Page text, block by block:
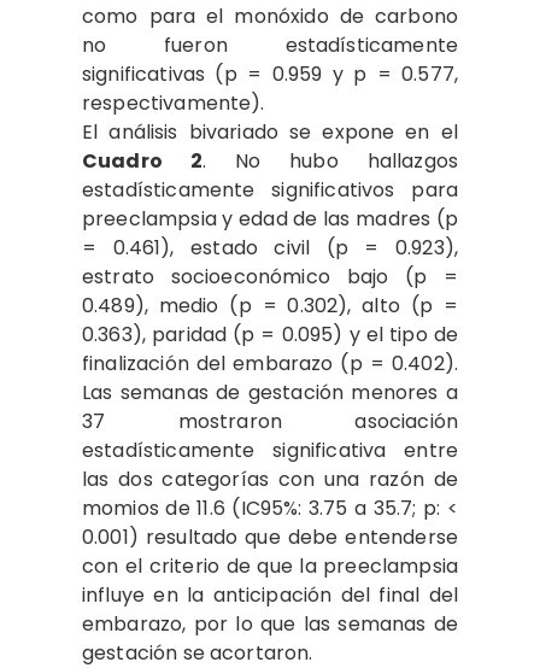
como para el monóxido de carbono
no fueron estadísticamente
significativas (p = 0.959 y p = 0.577,
respectivamente).
El análisis bivariado se expone en el
Cuadro 2. No hubo hallazgos
estadísticamente significativos para
preeclampsia y edad de las madres (p
= 0.461), estado civil (p = 0.923),
estrato socioeconómico bajo (p =
0.489), medio (p = 0.302), alto (p =
0.363), paridad (p = 0.095) y el tipo de
finalización del embarazo (p = 0.402).
Las semanas de gestación menores a
37 mostraron asociación
estadísticamente significativa entre
las dos categorías con una razón de
momios de 11.6 (IC95%: 3.75 a 35.7; p: <
0.001) resultado que debe entenderse
con el criterio de que la preeclampsia
influye en la anticipación del final del
embarazo, por lo que las semanas de
gestación se acortaron.